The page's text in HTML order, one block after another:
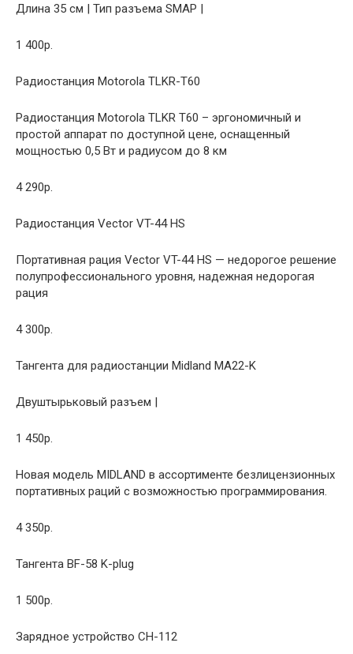
Длина 35 см | Тип разъема SMAP |
1 400р.
Радиостанция Motorola TLKR-T60
Радиостанция Motorola TLKR T60 – эргономичный и
простой аппарат по доступной цене, оснащенный
мощностью 0,5 Вт и радиусом до 8 км
4 290р.
Радиостанция Vector VT-44 HS
Портативная рация Vector VT-44 HS — недорогое решение
полупрофессионального уровня, надежная недорогая
рация
4 300р.
Тангента для радиостанции Midland MA22-K
Двуштырьковый разъем |
1 450р.
Новая модель MIDLAND в ассортименте безлицензионных
портативных раций с возможностью программирования.
4 350р.
Тангента BF-58 K-plug
1 500р.
Зарядное устройство CH-112